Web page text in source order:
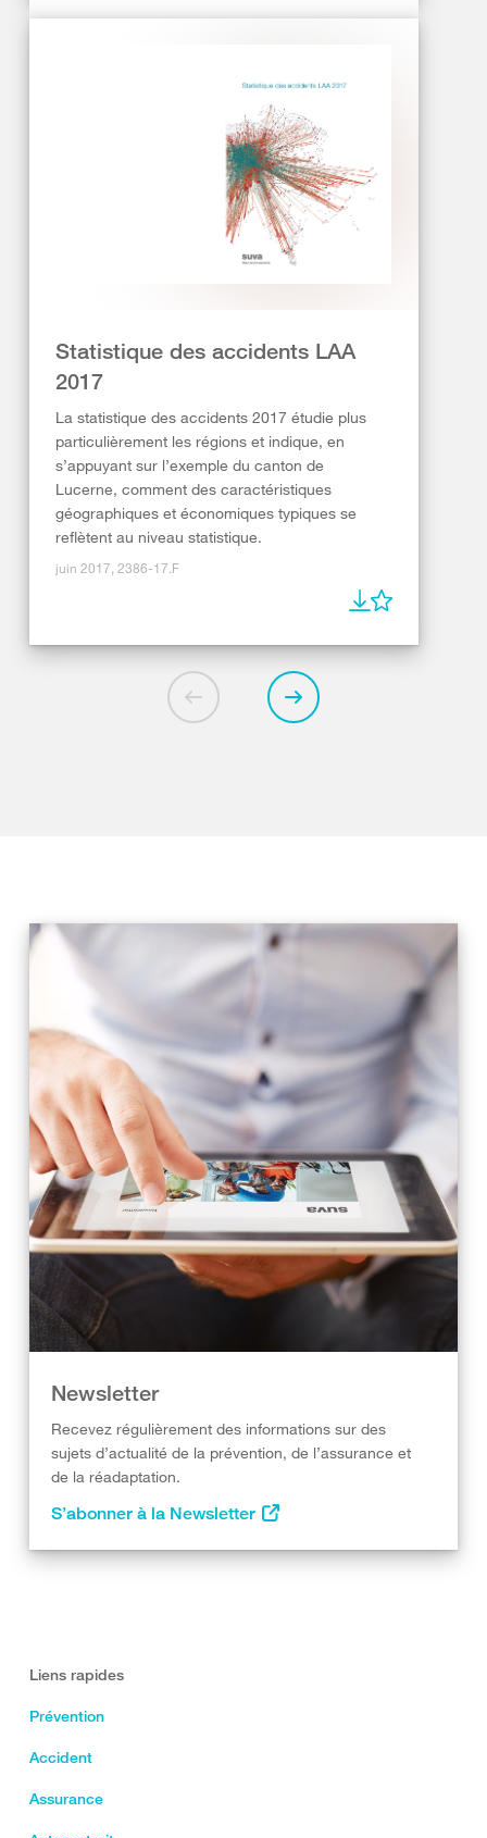
Statistique des accidents LAA
2017
La statistique des accidents 2017 étudie plus
particulièrement les régions et indique, en
s’appuyant sur l’exemple du canton de
Lucerne, comment des caractéristiques
géographiques et économiques typiques se
reflètent au niveau statistique.
juin 2017, 2386-17.F
Newsletter
Recevez régulièrement des informations sur des
sujets d’actualité de la prévention, de l’assurance et
de la réadaptation.
S’abonner à la Newsletter
Liens rapides
Prévention
Accident
Assurance